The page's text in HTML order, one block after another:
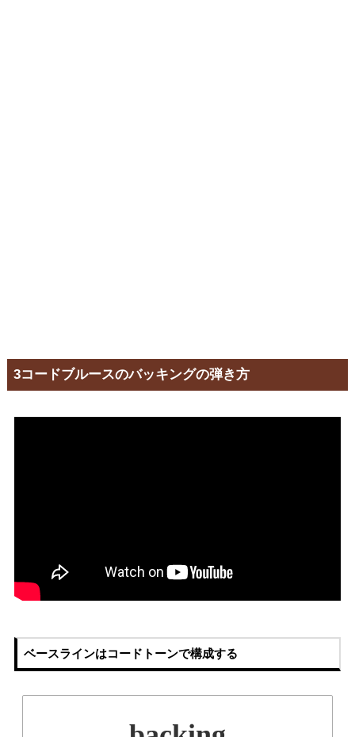
3コードブルースのバッキングの弾き方
ベースラインはコードトーンで構成する